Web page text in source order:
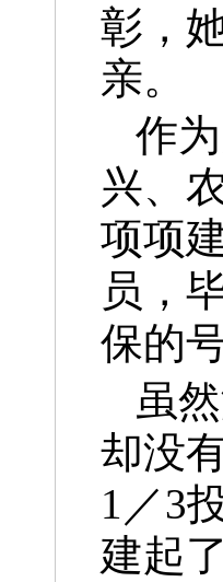
彰，
亲。
作
兴、
项项
员，
保的
虽
却没
1／3
建起